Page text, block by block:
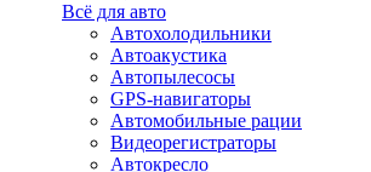
Всё для авто
Автохолодильники
Автоакустика
Автопылесосы
GPS-навигаторы
Автомобильные рации
Видеорегистраторы
Автокресло